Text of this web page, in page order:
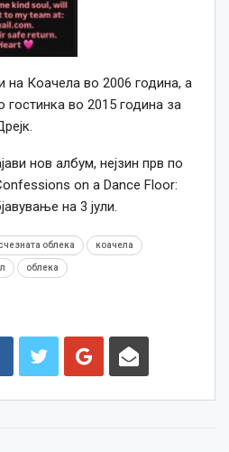
на Коачела во 2006 година, а
гостинка во 2015 година за
нов албум, нејзин прв по
on a Dance Floor:
на 3 јули.
облека коачела
облека